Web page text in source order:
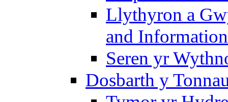
Llythyron a
and Information
Seren yr
Dosbarth y